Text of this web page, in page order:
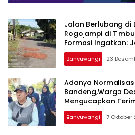
Jalan Berlubang di
Rogojampi di
Formasi Ingatkan:
Dilintasi Oleh Dum
Banyuwangi 23
Adanya
Bandeng,Warga
Mengucapkan
Pemerintah
Perhatiannya
Banyuwangi 7 Oktober